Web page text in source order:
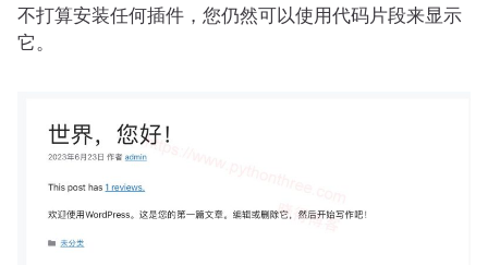
不打算安装任何插件，您仍然可以使用代码片段来显示
它。